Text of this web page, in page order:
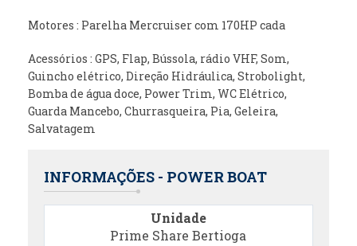
Motores : Parelha Mercruiser com 170HP cada
Acessórios : GPS, Flap, Bússola, rádio VHF, Som,
Guincho elétrico, Direção Hidráulica, Strobolight,
Bomba de água doce, Power Trim, WC Elétrico,
Guarda Mancebo, Churrasqueira, Pia, Geleira,
Salvatagem
INFORMAÇÕES - POWER BOAT
Unidade
Prime Share Bertioga